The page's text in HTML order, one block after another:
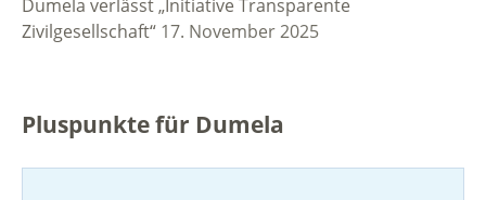
Dumela verlässt „Initiative Transparente
Zivilgesellschaft“ 17. November 2025
Pluspunkte für Dumela